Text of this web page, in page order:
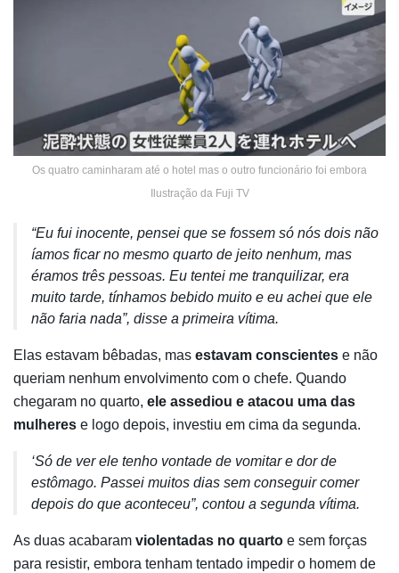
Os quatro caminharam até o hotel mas o outro funcionário foi embora
Ilustração da Fuji TV
“Eu fui inocente, pensei que se fossem só nós dois não
íamos ficar no mesmo quarto de jeito nenhum, mas
éramos três pessoas. Eu tentei me tranquilizar, era
muito tarde, tínhamos bebido muito e eu achei que ele
não faria nada”, disse a primeira vítima.
Elas estavam bêbadas, mas estavam conscientes e não
queriam nenhum envolvimento com o chefe. Quando
chegaram no quarto, ele assediou e atacou uma das
mulheres e logo depois, investiu em cima da segunda.
‘Só de ver ele tenho vontade de vomitar e dor de
estômago. Passei muitos dias sem conseguir comer
depois do que aconteceu”, contou a segunda vítima.
As duas acabaram violentadas no quarto e sem forças
para resistir, embora tenham tentado impedir o homem de